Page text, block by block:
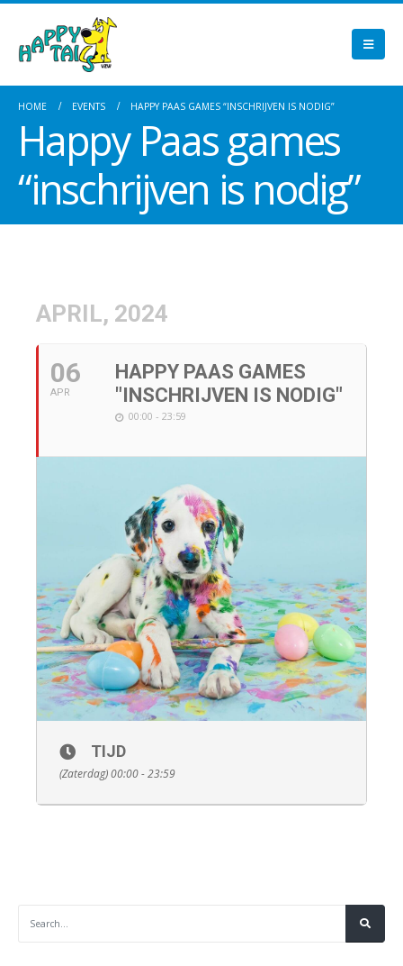
HOME EVENTS HAPPY PAAS GAMES “INSCHRIJVEN IS NODIG”
Happy Paas games
“inschrijven is nodig”
APRIL, 2024
06
APR
HAPPY PAAS GAMES
"INSCHRIJVEN IS NODIG"
00:00 - 23:59
TIJD
(Zaterdag) 00:00 - 23:59